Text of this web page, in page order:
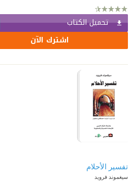
تحميل الكتاب
اشترك الآن
تفسير الأحلام
سيغموند فرويد